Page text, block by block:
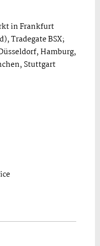
in Frankfurt
Tradegate BSX;
Hamburg,
Stuttgart